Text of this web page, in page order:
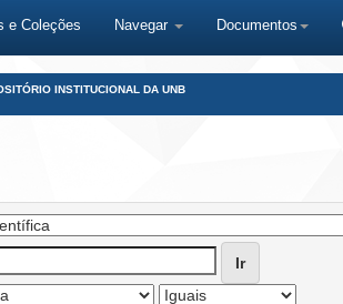
e Coleções Navegar Documentos
INSTITUCIONAL DA UNB